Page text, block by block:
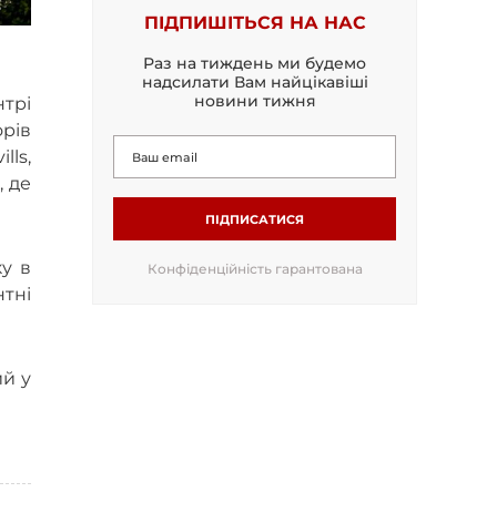
де
в
у
ПІДПИШІТЬСЯ НА НАС
Раз на тиждень ми будемо
надсилати Вам найцікавіші
новини тижня
ПІДПИСАТИСЯ
Конфіденційність гарантована